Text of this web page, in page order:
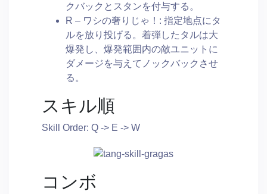
クバックとスタンを付与する。
R – ワシの奢りじゃ！: 指定地点にタ
ルを放り投げる。着弾したタルは大
爆発し、爆発範囲内の敵ユニットに
ダメージを与えてノックバックさせ
る。
スキル順
Skill Order: Q -> E -> W
コンボ